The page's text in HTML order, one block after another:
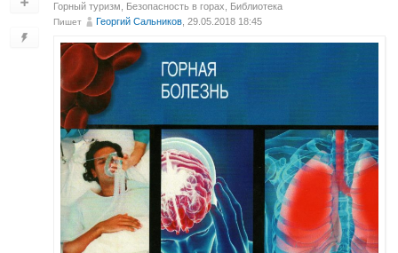
Горный туризм, Безопасность в горах, Библиотека
Пишет Георгий Сальников, 29.05.2018 18:45